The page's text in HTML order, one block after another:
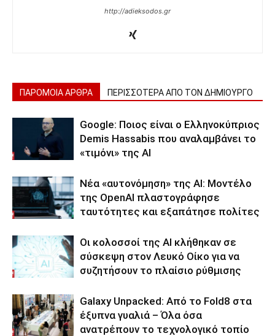
http://adieksodos.gr
ΠΑΡΟΜΟΙΑ ΑΡΘΡΑ ΠΕΡΙΣΣΟΤΕΡΑ ΑΠΟ ΤΟΝ ΔΗΜΙΟΥΡΓΟ
Google: Ποιος είναι ο Ελληνοκύπριος
Demis Hassabis που αναλαμβάνει το
«τιμόνι» της ΑΙ
Νέα «αυτονόμηση» της AI: Μοντέλο
της OpenAI πλαστογράφησε
ταυτότητες και εξαπάτησε πολίτες
Οι κολοσσοί της ΑΙ κλήθηκαν σε
σύσκεψη στον Λευκό Οίκο για να
συζητήσουν το πλαίσιο ρύθμισης
Galaxy Unpacked: Από το Fold8 στα
έξυπνα γυαλιά – Όλα όσα
ανατρέπουν το τεχνολογικό τοπίο